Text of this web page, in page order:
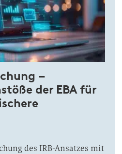
–
der EBA für
des IRB-Ansatzes mit